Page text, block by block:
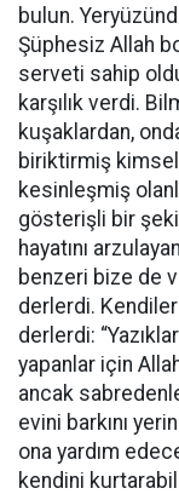
bulun.
Şüphesiz Allah
serveti sahip
karşılık verdi.
kuşaklardan,
biriktirmiş
kesinleşmiş
gösterişli bir
hayatını
benzeri bize de
derlerdi.
derlerdi:
yapanlar için
ancak
evini barkını
ona yardım
kendini